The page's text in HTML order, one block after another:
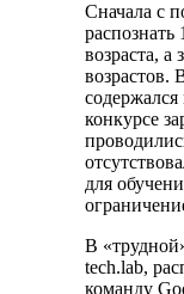
Сначала с
возраста, а
возрастов.
конкурсе
для
В
tech.lab,
команду